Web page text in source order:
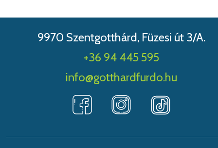
9970 Szentgotthárd, Füzesi út 3/A.
+36 94 445 595
info@gotthardfurdo.hu